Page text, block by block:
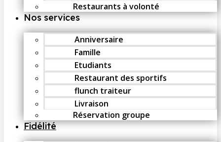
Restaurants à volonté
Nos services
Anniversaire
Famille
Etudiants
Restaurant des sportifs
flunch traiteur
Livraison
Réservation groupe
Fidélité